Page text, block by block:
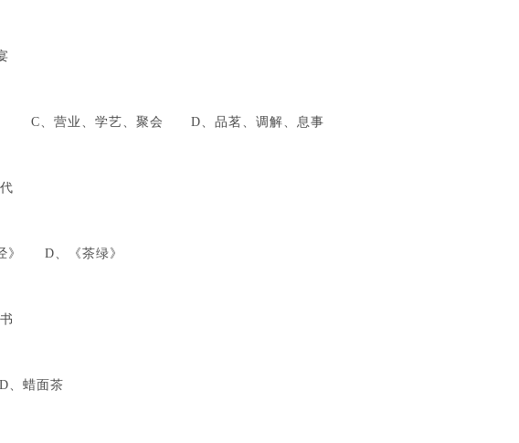
、营业、学艺、聚会 D、品茗、调解、息事
D、《茶绿》
蜡面茶